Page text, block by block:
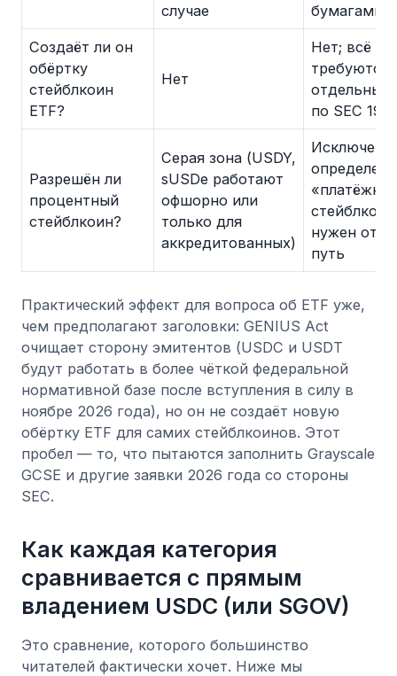
случае
бумагами
Создаёт ли он
обёртку
стейблкоин
ETF?
Нет
Нет; всё
требуются
отдельные
по SEC
Разрешён ли
процентный
стейблкоин?
Серая зона (USDY,
sUSDe работают
офшорно или
только для
аккредитованных)
Исключены
нужен
путь
Практический эффект для вопроса об ETF уже,
чем предполагают заголовки: GENIUS Act
очищает сторону эмитентов (USDC и USDT
будут работать в более чёткой федеральной
нормативной базе после вступления в силу в
ноябре 2026 года), но он не создаёт новую
обёртку ETF для самих стейблкоинов. Этот
пробел — то, что пытаются заполнить Grayscale
GCSE и другие заявки 2026 года со стороны
SEC.
Как каждая категория
сравнивается с прямым
владением USDC (или SGOV)
Это сравнение, которого большинство
читателей фактически хочет. Ниже мы